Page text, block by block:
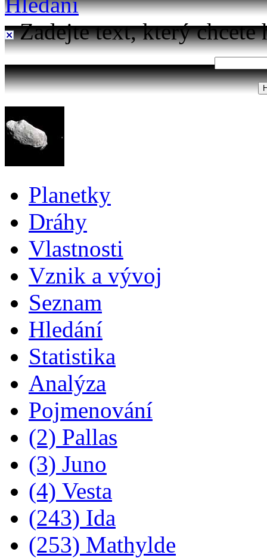
Zadejte text, který chcete
Planetky
Dráhy
Vlastnosti
Vznik a vývoj
Seznam
Hledání
Statistika
Analýza
Pojmenování
(2) Pallas
(3) Juno
(4) Vesta
(243) Ida
(253) Mathylde